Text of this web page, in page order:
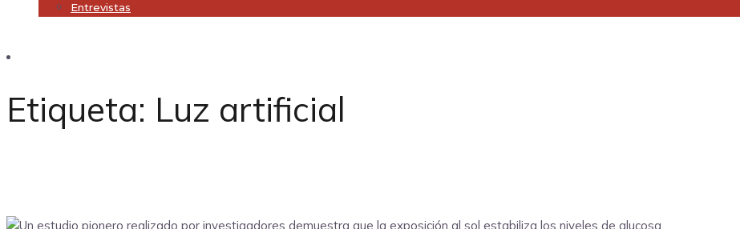
Entrevistas
Etiqueta: Luz artificial